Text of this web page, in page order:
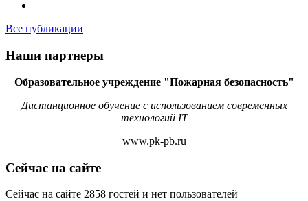
Все публикации
Наши партнеры
Образовательное учреждение "Пожарная безопасность"
Дистанционное обучение с использованием современных
технологий IT
www.pk-pb.ru
Сейчас на сайте
Сейчас на сайте 2858 гостей и нет пользователей